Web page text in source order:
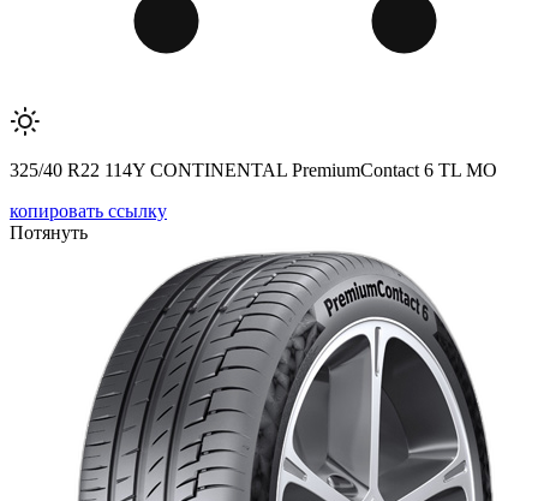
325/40 R22 114Y CONTINENTAL PremiumContact 6 TL MO
копировать ссылку
Потянуть